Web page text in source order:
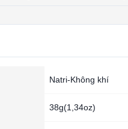
Natri-Không khí
38g(1,34oz)